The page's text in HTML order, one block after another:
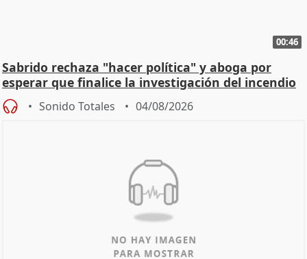
00:46
Sabrido rechaza "hacer política" y aboga por
esperar que finalice la investigación del incendio
Sonido Totales 04/08/2026